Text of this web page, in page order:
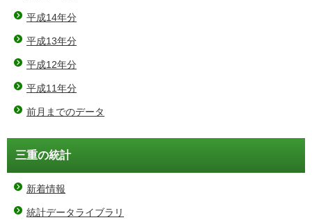
平成14年分
平成13年分
平成12年分
平成11年分
前月までのデータ
三重の統計
新着情報
統計データライブラリ